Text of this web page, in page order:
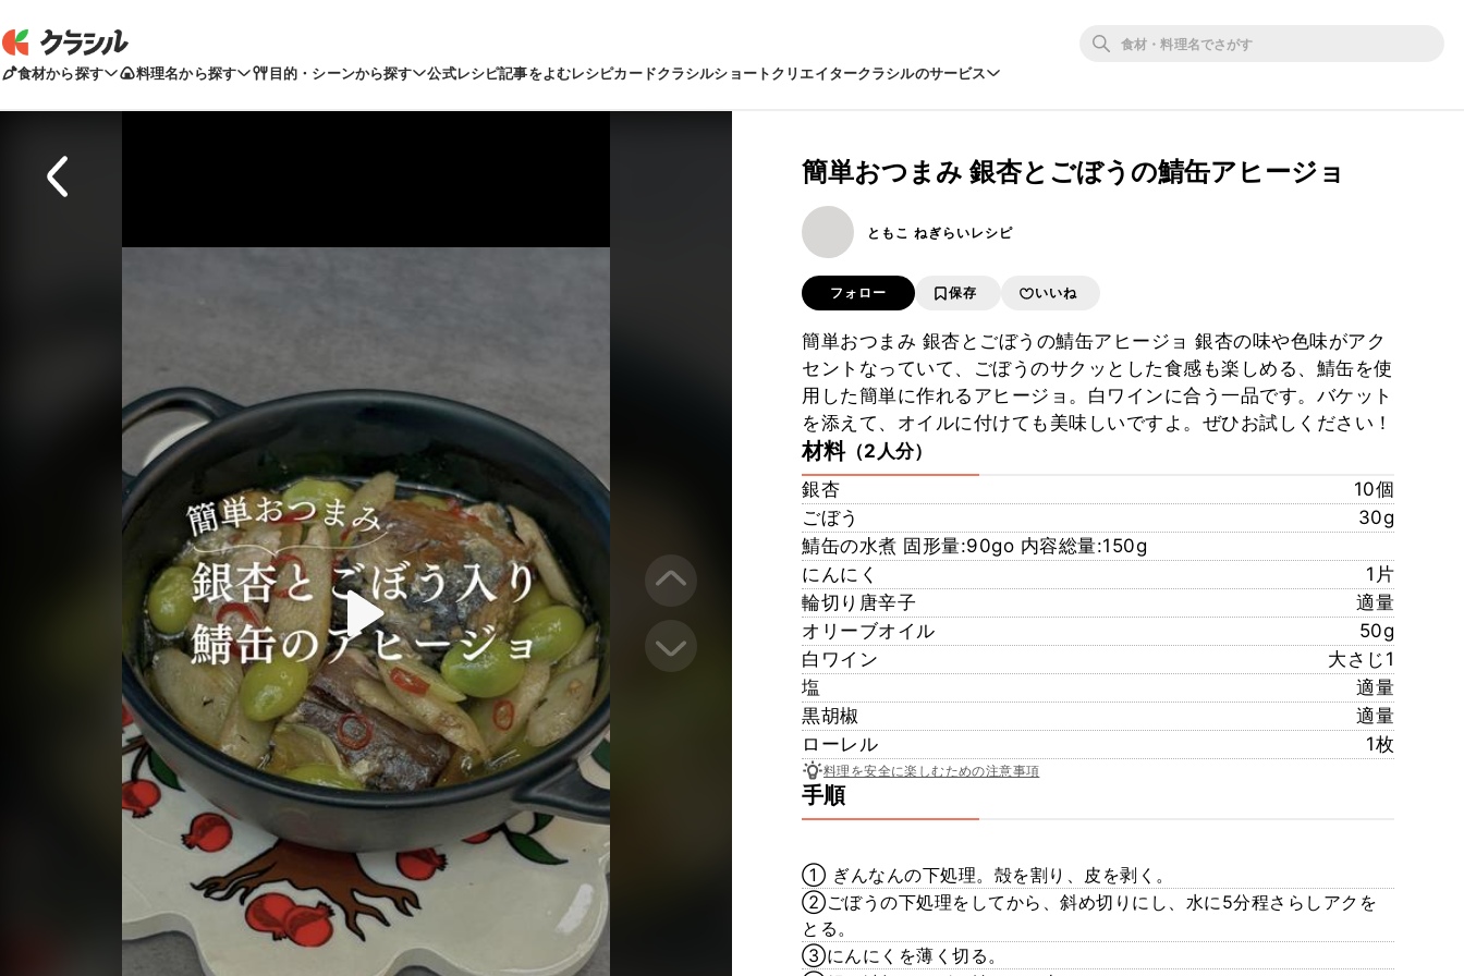
食材から探す 料理名から探す 目的・シーンから探す 公式レシピ記事をよむレシピカードクラシルショートクリエイタークラシルのサービス
簡単おつまみ 銀杏とごぼうの鯖缶アヒージョ
ともこ ねぎらいレシピ
フォロー 保存 いいね
簡単おつまみ 銀杏とごぼうの鯖缶アヒージョ 銀杏の味や色味がアク
セントなっていて、ごぼうのサクッとした食感も楽しめる、鯖缶を使
用した簡単に作れるアヒージョ。白ワインに合う一品です。バケット
を添えて、オイルに付けても美味しいですよ。ぜひお試しください！
材料（2人分）
銀杏
10個
ごぼう
30g
鯖缶の水煮 固形量:90go 内容総量:150g
にんにく
1片
輪切り唐辛子
適量
オリーブオイル
50g
白ワイン
大さじ1
塩
適量
黒胡椒
適量
ローレル
1枚
料理を安全に楽しむための注意事項
手順
① ぎんなんの下処理。殻を割り、皮を剥く。
②ごぼうの下処理をしてから、斜め切りにし、水に5分程さらしアクを
とる。
③にんにくを薄く切る。